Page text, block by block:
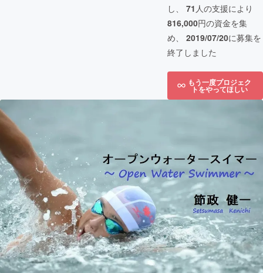
し、 71 人の支援により
816,000円の資金を集
め、 2019/07/20に募集を
終了しました
もう一度プロジェク
トをやってほしい